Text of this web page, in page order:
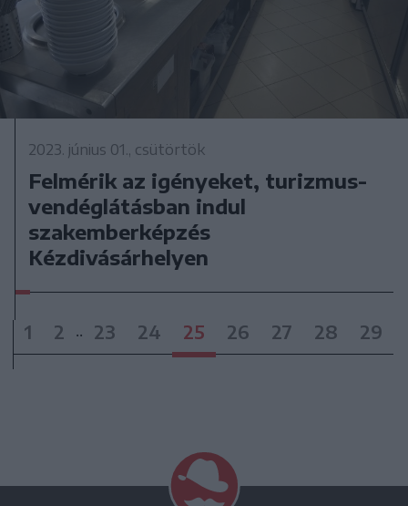
2023. június 01., csütörtök
Felmérik az igényeket, turizmus-
vendéglátásban indul
szakemberképzés
Kézdivásárhelyen
1 2 .. 23 24 25 26 27 28 29